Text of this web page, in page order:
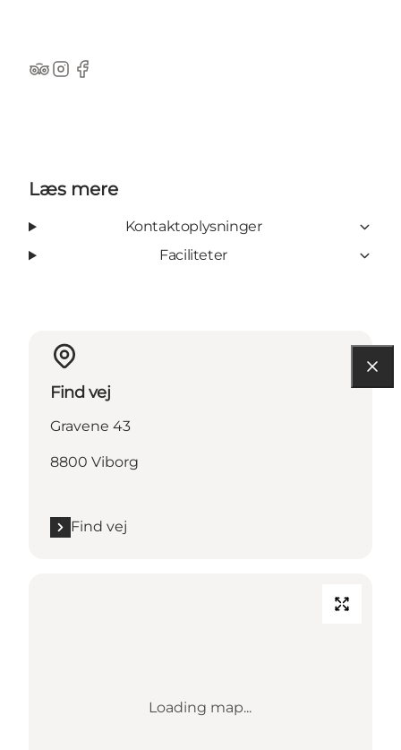
TripAdvisor
Instagram
Facebook
Læs mere
Kontaktoplysninger
Faciliteter
Find vej
Gravene 43
8800 Viborg
Find vej
Loading map...